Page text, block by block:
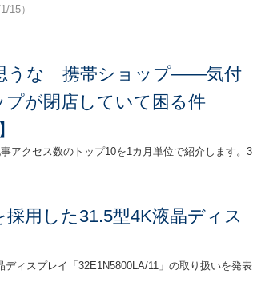
15）
うな 携帯ショップ――気付
が閉店していて困る件
アクセス数のトップ10を1カ月単位で紹介します。3
用した31.5型4K液晶ディス
ィスプレイ「32E1N5800LA/11」の取り扱いを発表